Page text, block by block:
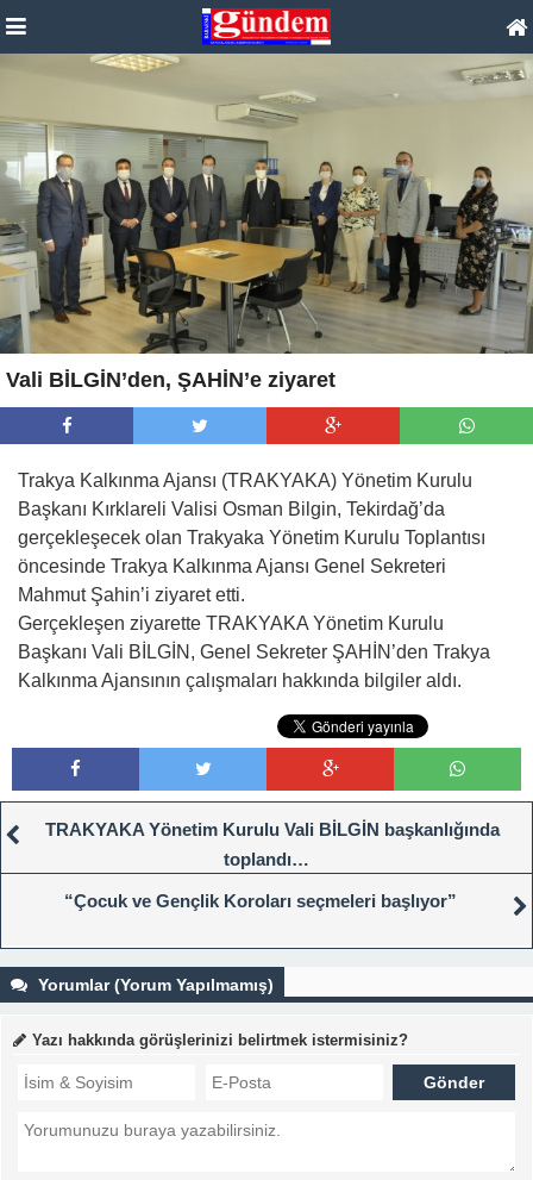
Vali BİLGİN’den, ŞAHİN’e ziyaret
Trakya Kalkınma Ajansı (TRAKYAKA) Yönetim Kurulu
Başkanı Kırklareli Valisi Osman Bilgin, Tekirdağ’da
gerçekleşecek olan Trakyaka Yönetim Kurulu Toplantısı
öncesinde Trakya Kalkınma Ajansı Genel Sekreteri
Mahmut Şahin’i ziyaret etti.
Gerçekleşen ziyarette TRAKYAKA Yönetim Kurulu
Başkanı Vali BİLGİN, Genel Sekreter ŞAHİN’den Trakya
Kalkınma Ajansının çalışmaları hakkında bilgiler aldı.
TRAKYAKA Yönetim Kurulu Vali BİLGİN başkanlığında
toplandı…
“Çocuk ve Gençlik Koroları seçmeleri başlıyor”
Yorumlar (Yorum Yapılmamış)
Yazı hakkında görüşlerinizi belirtmek istermisiniz?